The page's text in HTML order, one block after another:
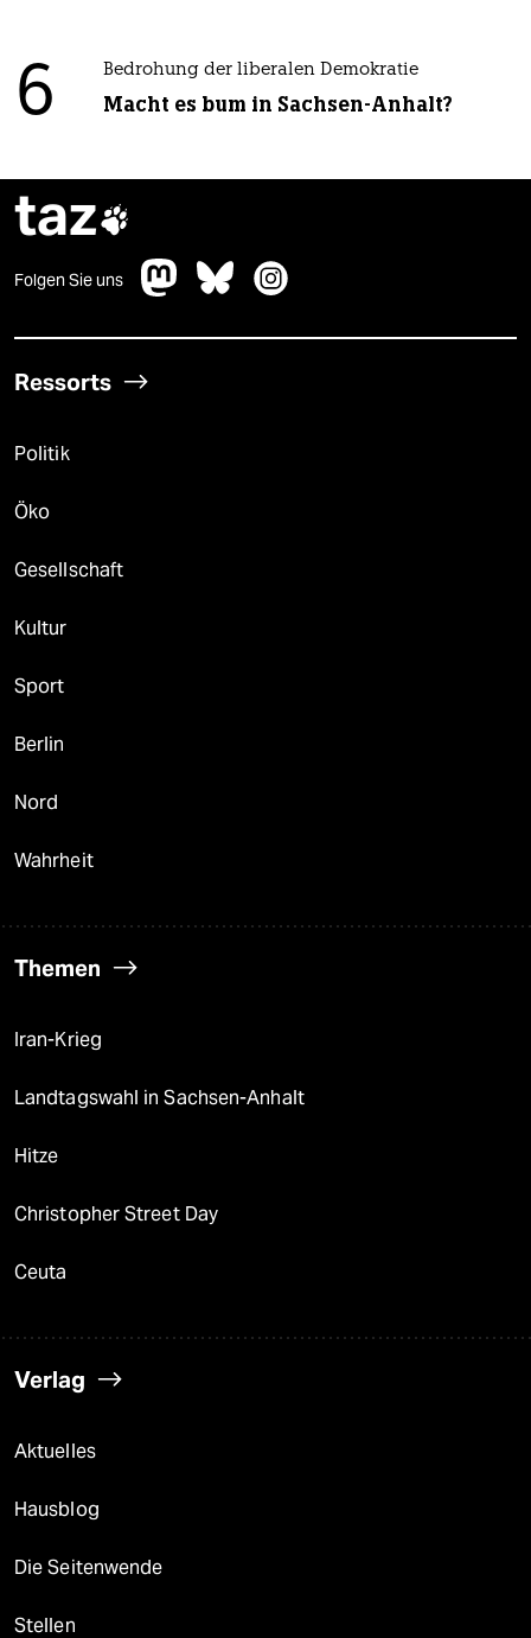
6 Bedrohung der liberalen Demokratie
Macht es bum in Sachsen-Anhalt?
taz
Folgen Sie uns
Ressorts
Politik
Öko
Gesellschaft
Kultur
Sport
Berlin
Nord
Wahrheit
Themen
Iran-Krieg
Landtagswahl in Sachsen-Anhalt
Hitze
Christopher Street Day
Ceuta
Verlag
Aktuelles
Hausblog
Die Seitenwende
Stellen